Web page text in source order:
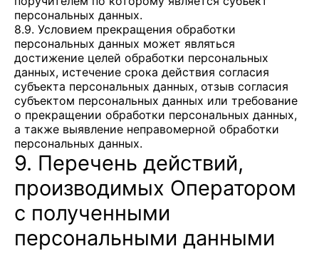
персональных данных.
8.9. Условием прекращения обработки
персональных данных может являться
достижение целей обработки персональных
данных, истечение срока действия согласия
субъекта персональных данных, отзыв согласия
субъектом персональных данных или требование
о прекращении обработки персональных данных,
а также выявление неправомерной обработки
персональных данных.
9. Перечень действий,
производимых Оператором
с полученными
персональными данными